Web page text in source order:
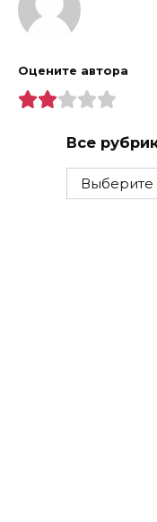
Оцените автора
Все
Все
рубрики